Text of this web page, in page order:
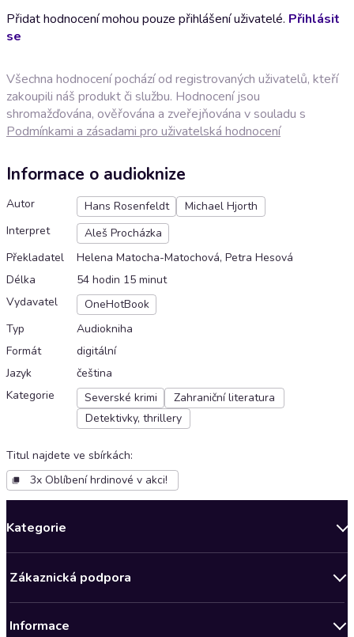
Přidat hodnocení mohou pouze přihlášení uživatelé. Přihlásit
se
Všechna hodnocení pochází od registrovaných uživatelů, kteří
zakoupili náš produkt či službu. Hodnocení jsou
shromažďována, ověřována a zveřejňována v souladu s
Podmínkami a zásadami pro uživatelská hodnocení
Informace o audioknize
Autor Hans Rosenfeldt
Michael Hjorth
Interpret
Aleš Procházka
Překladatel
Helena Matocha-Matochová, Petra Hesová
Délka
54 hodin 15 minut
Vydavatel
OneHotBook
Typ
Audiokniha
Formát
digitální
Jazyk
čeština
Kategorie
Severské krimi
Zahraniční literatura
Detektivky, thrillery
Titul najdete ve sbírkách:
3x Oblíbení hrdinové v akci!
Kategorie
Bestsellery měsíce
Zákaznická podpora
Informace